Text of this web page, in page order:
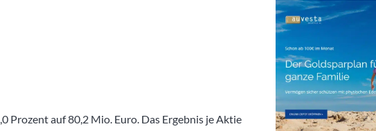
Prozent auf 80,2 Mio. Euro. Das Ergebnis je Aktie